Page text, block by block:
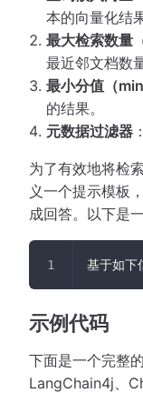
本的向量化结果
最大检索数量
最近邻文档数量
最小分值（
的结果。
元数据过滤器
为了有效地将检
义一个提示模板
成回答。以下是
基于如
示例代码
下面是一个完整
LangChain4j、